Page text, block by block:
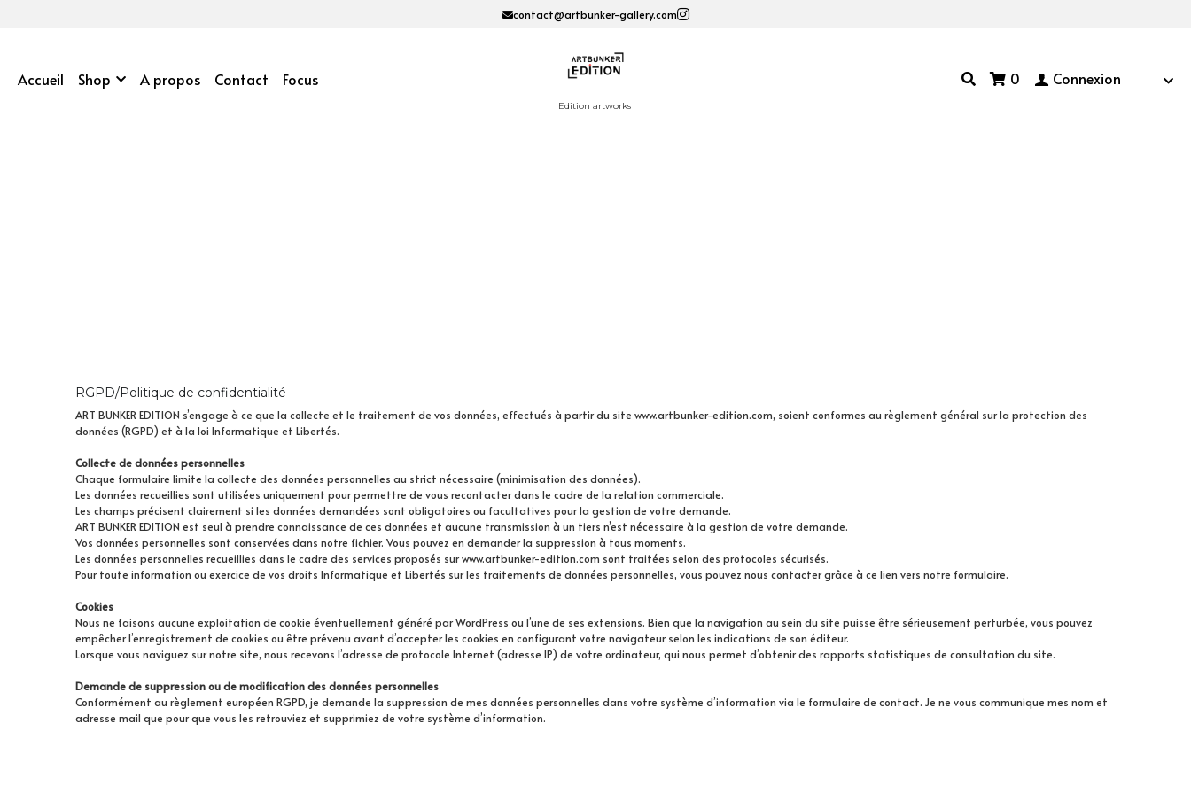
contact@artbunker-gallery.com
Accueil Shop A propos Contact Focus
Edition artworks
0 Connexion
RGPD/Politique de confidentialité
ART BUNKER EDITION s’engage à ce que la collecte et le traitement de vos données, effectués à partir du site www.artbunker-edition.com, soient conformes au règlement général sur la protection des
données (RGPD) et à la loi Informatique et Libertés.
Collecte de données personnelles
Chaque formulaire limite la collecte des données personnelles au strict nécessaire (minimisation des données).
Les données recueillies sont utilisées uniquement pour permettre de vous recontacter dans le cadre de la relation commerciale.
Les champs précisent clairement si les données demandées sont obligatoires ou facultatives pour la gestion de votre demande.
ART BUNKER EDITION est seul à prendre connaissance de ces données et aucune transmission à un tiers n’est nécessaire à la gestion de votre demande.
Vos données personnelles sont conservées dans notre fichier. Vous pouvez en demander la suppression à tous moments.
Les données personnelles recueillies dans le cadre des services proposés sur www.artbunker-edition.com sont traitées selon des protocoles sécurisés.
Pour toute information ou exercice de vos droits Informatique et Libertés sur les traitements de données personnelles, vous pouvez nous contacter grâce à ce lien vers notre formulaire.
Cookies
Nous ne faisons aucune exploitation de cookie éventuellement généré par WordPress ou l’une de ses extensions. Bien que la navigation au sein du site puisse être sérieusement perturbée, vous pouvez
empêcher l’enregistrement de cookies ou être prévenu avant d’accepter les cookies en configurant votre navigateur selon les indications de son éditeur.
Lorsque vous naviguez sur notre site, nous recevons l’adresse de protocole Internet (adresse IP) de votre ordinateur, qui nous permet d’obtenir des rapports statistiques de consultation du site.
Demande de suppression ou de modification des données personnelles
Conformément au règlement européen RGPD, je demande la suppression de mes données personnelles dans votre système d’information via le formulaire de contact. Je ne vous communique mes nom et
adresse mail que pour que vous les retrouviez et supprimiez de votre système d’information.